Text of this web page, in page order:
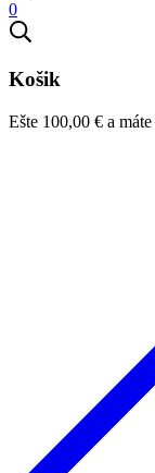
0
Košik
Ešte 100,00 € a máte